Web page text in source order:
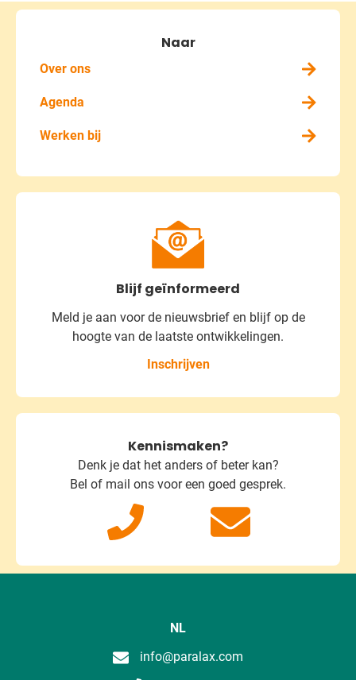
Naar
Over ons
Agenda
Werken bij
Blijf geïnformeerd
Meld je aan voor de nieuwsbrief en blijf op de
hoogte van de laatste ontwikkelingen.
Inschrijven
Kennismaken?
Denk je dat het anders of beter kan?
Bel of mail ons voor een goed gesprek.
NL
info@paralax.com